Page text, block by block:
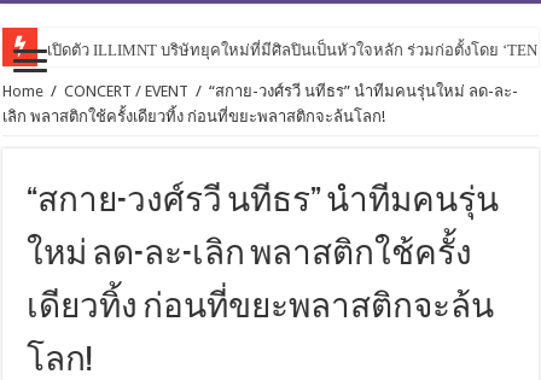
เปิดตัว ILLIMNT บริษัทยุคใหม่ที่มีศิลปินเป็นหัวใจหลัก ร่วมก่อตั้งโดย
Home / CONCERT / EVENT / “สกาย-วงศ์รวี นทีธร” นำทีมคนรุ่นใหม่ ลด-ละ-
เลิก พลาสติกใช้ครั้งเดียวทิ้ง ก่อนที่ขยะพลาสติกจะล้นโลก!
“สกาย-วงศ์รวี นทีธร” นำทีมคนรุ่น
ใหม่ ลด-ละ-เลิก พลาสติกใช้ครั้ง
เดียวทิ้ง ก่อนที่ขยะพลาสติกจะล้น
โลก!